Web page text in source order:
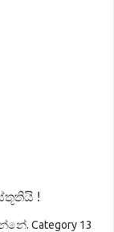
!
Category 13